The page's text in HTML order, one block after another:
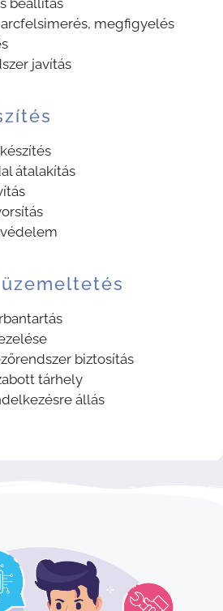
beállítás
megfigyelés
javítás
átalakítás
biztosítás
tárhely
állás